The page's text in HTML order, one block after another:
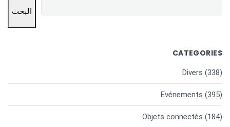
البحث
CATEGORIES
Divers (338)
Evénements (395)
Objets connectés (184)